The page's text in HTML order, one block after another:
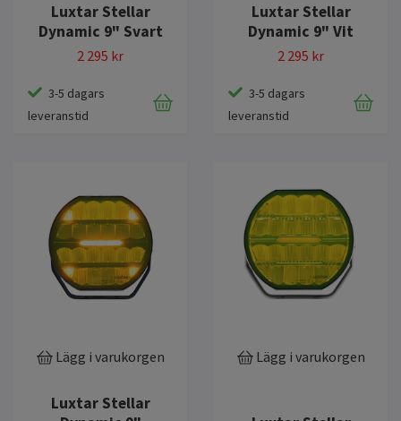
Luxtar Stellar
Dynamic 9" Svart
2 295 kr
3-5 dagars
leveranstid
Luxtar Stellar
Dynamic 9" Vit
2 295 kr
3-5 dagars
leveranstid
Lägg i varukorgen
Luxtar Stellar
Lägg i varukorgen